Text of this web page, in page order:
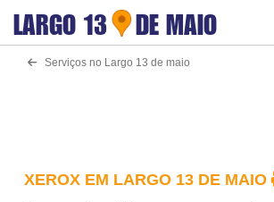
LARGO 13 DE MAIO
Serviços no Largo 13 de maio
XEROX EM LARGO 13 DE MAIO